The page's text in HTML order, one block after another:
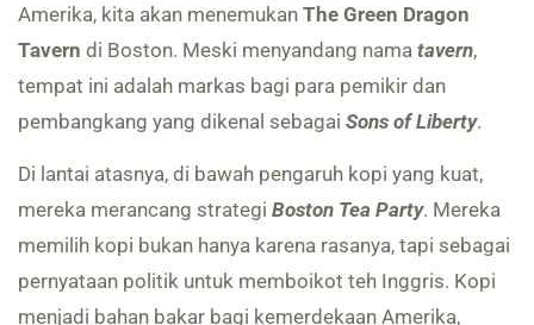
Amerika, kita akan menemukan The Green Dragon
Tavern di Boston. Meski menyandang nama tavern,
tempat ini adalah markas bagi para pemikir dan
pembangkang yang dikenal sebagai Sons of Liberty.
Di lantai atasnya, di bawah pengaruh kopi yang kuat,
mereka merancang strategi Boston Tea Party. Mereka
memilih kopi bukan hanya karena rasanya, tapi sebagai
pernyataan politik untuk memboikot teh Inggris. Kopi
menjadi bahan bakar bagi kemerdekaan Amerika,